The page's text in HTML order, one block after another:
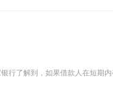
行了解到，如果借款人在短期